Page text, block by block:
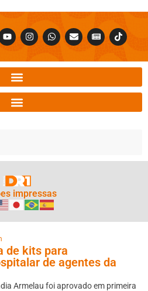
impressas
de kits para
de agentes da
Armelau foi aprovado em primeira